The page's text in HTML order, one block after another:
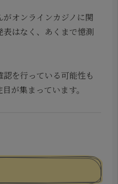
オンラインカジノに関
はなく、あくまで憶測
を行っている可能性も
が集まっています。